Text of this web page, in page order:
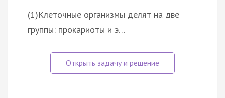
(1)Клеточные организмы делят на две
группы: прокариоты и э…